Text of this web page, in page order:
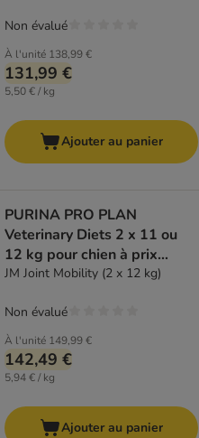
À l'unité 138,99 €
131,99 €
5,50 € / kg
Non évalué
Ajouter au panier
PURINA PRO PLAN
Veterinary Diets 2 x 11 ou
12 kg pour chien à prix
spécial !
JM Joint Mobility (2 x 12 kg)
À l'unité 149,99 €
142,49 €
5,94 € / kg
Non évalué
Ajouter au panier